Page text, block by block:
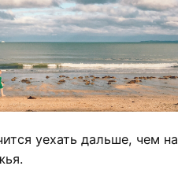
уехать дальше, чем на